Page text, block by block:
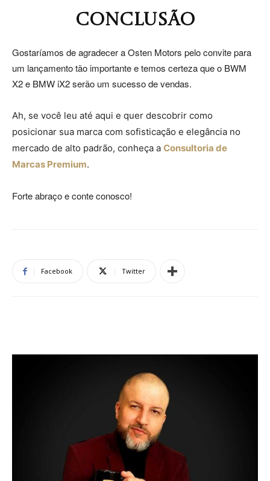
CONCLUSÃO
Gostaríamos de agradecer a Osten Motors pelo convite para
um lançamento tão importante e temos certeza que o BWM
X2 e BMW iX2 serão um sucesso de vendas.
Ah, se você leu até aqui e quer descobrir como
posicionar sua marca com sofisticação e elegância no
mercado de alto padrão, conheça a Consultoria de
Marcas Premium.
Forte abraço e conte conosco!
Facebook Twitter